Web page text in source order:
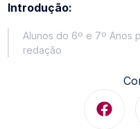
Introdução:
Alunos do 6º e 7º Anos
redação